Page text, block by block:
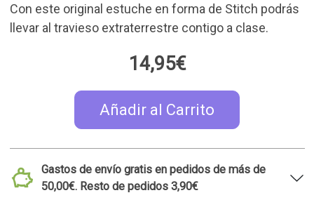
Con este original estuche en forma de Stitch podrás
llevar al travieso extraterrestre contigo a clase.
14,95€
Añadir al Carrito
Gastos de envío gratis en pedidos de más de
50,00€. Resto de pedidos 3,90€